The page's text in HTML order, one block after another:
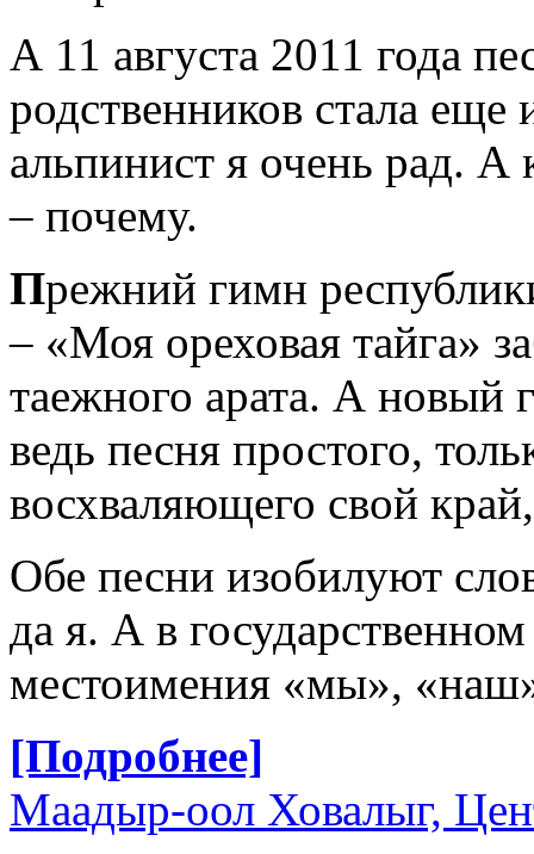
А 11 августа 2011 года
родственников стала
альпинист я очень рад. А
– почему.
Прежний гимн
– «Моя ореховая тайга»
таежного арата. А
ведь песня простого,
восхваляющего свой
Обе песни изобилуют
да я. А в
местоимения «мы»,
[Подробнее]
Маадыр-оол Ховалыг,